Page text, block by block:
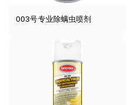
003号专业除螨虫喷剂